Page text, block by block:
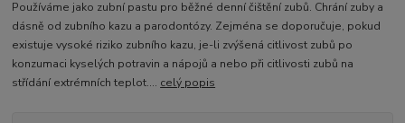
Používáme jako zubní pastu pro běžné denní čištění zubů. Chrání zuby a
dásně od zubního kazu a parodontózy. Zejména se doporučuje, pokud
existuje vysoké riziko zubního kazu, je-li zvýšená citlivost zubů po
konzumaci kyselých potravin a nápojů a nebo při citlivosti zubů na
střídání extrémních teplot.... celý popis